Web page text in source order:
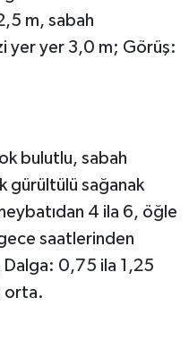
m, sabah
yer yer 3,0 m; Görüş:
bulutlu, sabah
gürültülü sağanak
4 ila 6, öğle
saatlerinden
0,75 ila 1,25
orta.